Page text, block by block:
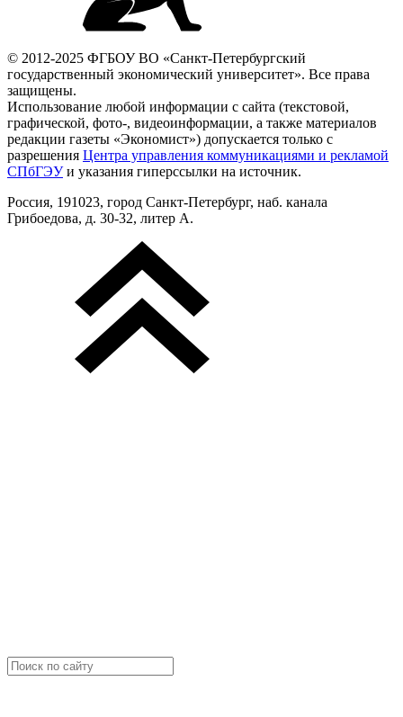
© 2012-2025 ФГБОУ ВО «Санкт-Петербургский
государственный экономический университет». Все права
защищены.
Использование любой информации с сайта (текстовой,
графической, фото-, видеоинформации, а также материалов
редакции газеты «Экономист») допускается только с
разрешения Центра управления коммуникациями и рекламой
СПбГЭУи указания гиперссылки на источник.
Россия, 191023, город Санкт-Петербург, наб. канала
Грибоедова, д. 30-32, литер А.